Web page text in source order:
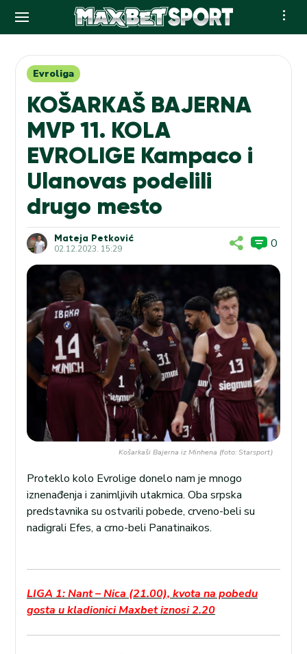
contentEvroliga
KOŠARKAŠ BAJERNA
MVP 11. KOLA
EVROLIGE Kampaco i
Ulanovas podelili
drugo mesto
Mateja Petković
02.12.2023. 15:29 0
Košarkaši Bajerna iz Minhena (foto: Starsport)
Proteklo kolo Evrolige donelo nam je mnogo
iznenađenja i zanimljivih utakmica. Oba srpska
predstavnika su ostvarili pobede, crveno-beli su
nadigrali Efes, a crno-beli Panatinaikos.
LIGA 1: Nant – Nica (21.00), kvota na pobedu
gosta u kladionici Maxbet iznosi 2.20